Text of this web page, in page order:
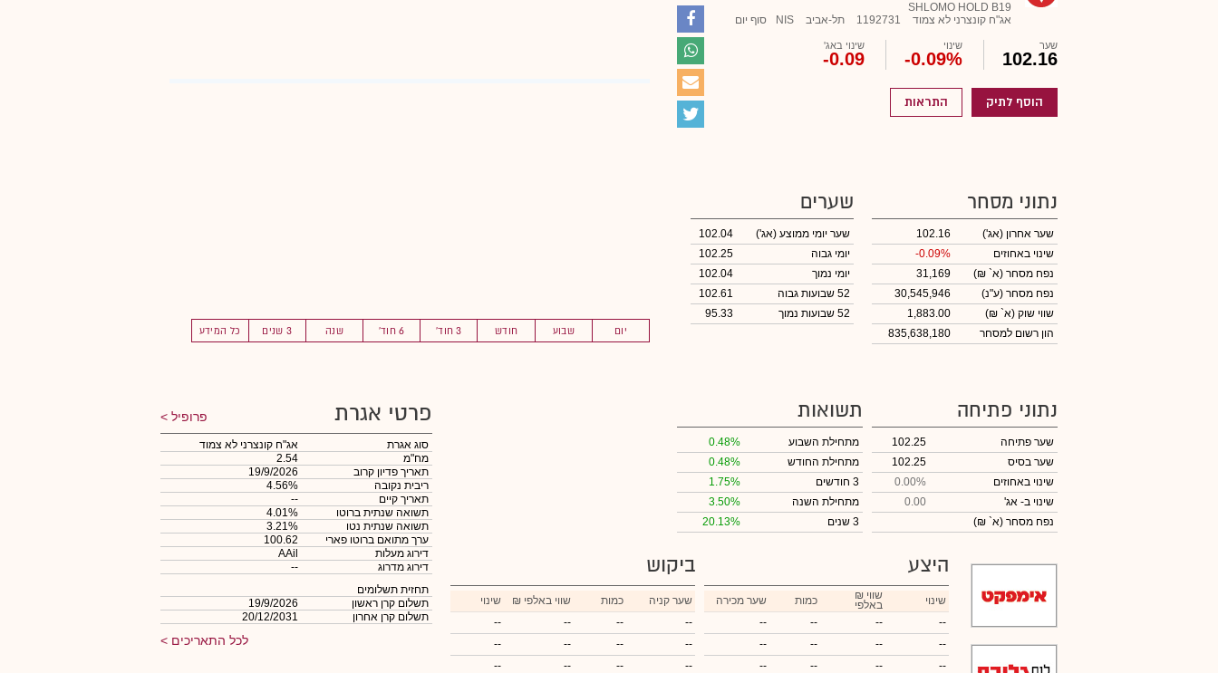
SHLOMO HOLD B19
אג"ח קונצרני לא צמוד
1192731 תל-אביב NIS סוף יום
שער
102.16
שינוי
-0.09%
שינוי באג'
-0.09
הוסף לתיק התראות
יום שבוע חודש 3 חוד' 6 חוד' שנה 3 שנים כל המידע
נתוני מסחר
שער אחרון (אג')
102.16
שינוי באחוזים
-0.09%
נפח מסחר (א` ₪)
31,169
נפח מסחר (ע"נ)
30,545,946
שווי שוק (א` ₪)
1,883.00
הון רשום למסחר
835,638,180
שערים
שער יומי ממוצע (אג')
102.04
יומי גבוה
102.25
יומי נמוך
102.04
52 שבועות גבוה
102.61
52 שבועות נמוך
95.33
נתוני פתיחה
שער פתיחה
102.25
שער בסיס
102.25
שינוי באחוזים
0.00%
שינוי ב- אג'
0.00
נפח מסחר (א` ₪)
תשואות
מתחילת השבוע
0.48%
מתחילת החודש
0.48%
3 חודשים
1.75%
מתחילת השנה
3.50%
3 שנים
20.13%
היצע
שינוי ₪ שווי
באלפי כמות
שער מכירה
--
--
--
--
--
--
--
--
--
--
--
--
ביקוש
שער קניה כמות ₪ שווי באלפי
שינוי
--
--
--
--
--
--
--
--
--
--
--
--
פרטי אגרת פרופיל
סוג אגרת
אג"ח קונצרני לא צמוד
מח"מ
2.54
תאריך פדיון קרוב
19/9/2026
ריבית נקובה
4.56%
תאריך קיים
--
תשואה שנתית ברוטו
4.01%
תשואה שנתית נטו
3.21%
ערך מתואם ברוטו פארי
100.62
דירוג מעלות
AAil
דירוג מדרוג
--
תחזית תשלומים
תשלום קרן ראשון
19/9/2026
תשלום קרן אחרון
20/12/2031
לכל התאריכים